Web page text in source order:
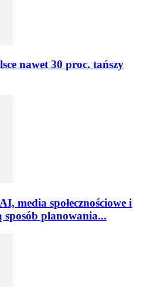
nawet 30 proc. tańszy
media społecznościowe i
sposób planowania...